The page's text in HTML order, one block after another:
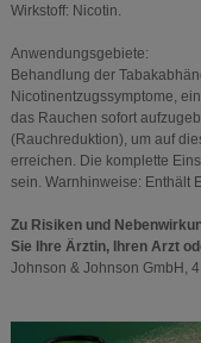
Wirkstoff: Nicotin.
Anwendungsgebiete:
Behandlung der
Nicotinentzugssymptome,
das Rauchen sofort
(Rauchreduktion), um auf
erreichen. Die komplette
sein. Warnhinweise: Enthält
Zu Risiken und
Sie Ihre Ärztin, Ihren Arzt
Johnson & Johnson GmbH,